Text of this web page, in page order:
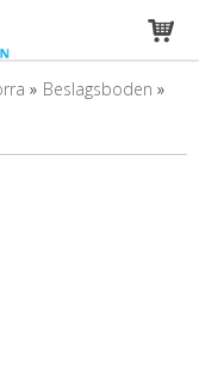
» Beslagsboden »